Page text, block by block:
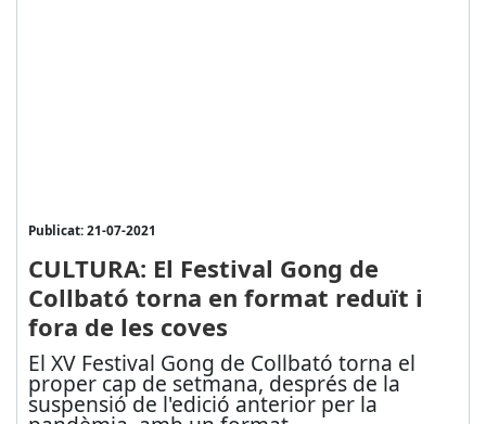
Publicat: 21-07-2021
CULTURA: El Festival Gong de
Collbató torna en format reduït i
fora de les coves
El XV Festival Gong de Collbató torna el
proper cap de setmana, després de la
suspensió de l'edició anterior per la